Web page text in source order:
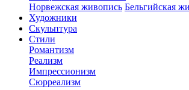
Норвежская живопись Бельгийская
Художники
Скульптура
Стили
Романтизм
Реализм
Импрессионизм
Сюрреализм